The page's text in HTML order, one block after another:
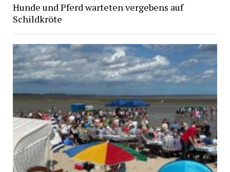
Hunde und Pferd warteten vergebens auf
Schildkröte